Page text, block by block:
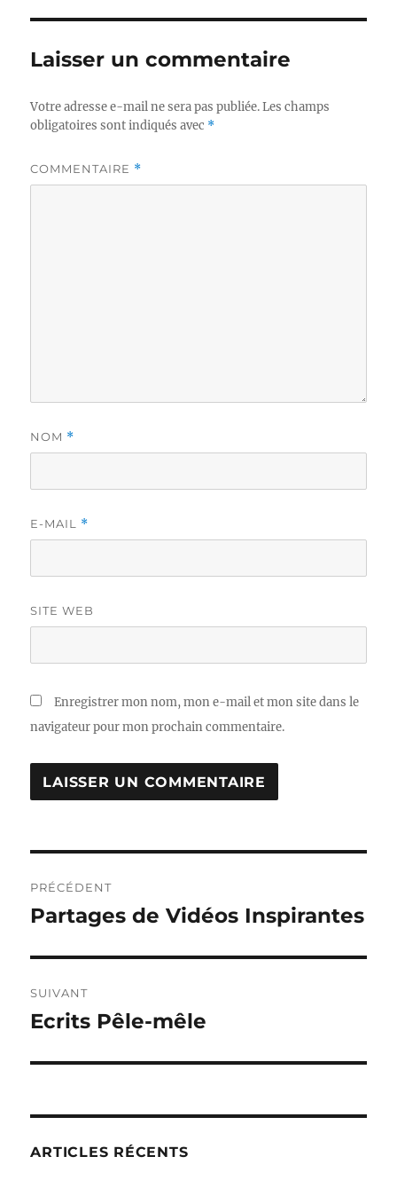
Laisser un commentaire
Votre adresse e-mail ne sera pas publiée. Les champs
obligatoires sont indiqués avec *
COMMENTAIRE *
NOM *
E-MAIL *
SITE WEB
Enregistrer mon nom, mon e-mail et mon site dans le
navigateur pour mon prochain commentaire.
de
PRÉCÉDENT
Publication
Partages de Vidéos Inspirantes
SUIVANT
Publication
Ecrits Pêle-mêle
ARTICLES RÉCENTS